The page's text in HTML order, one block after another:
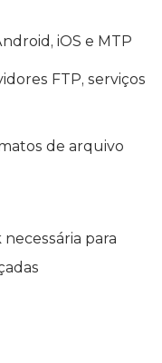
iOS e MTP
FTP, serviços
de arquivo
para